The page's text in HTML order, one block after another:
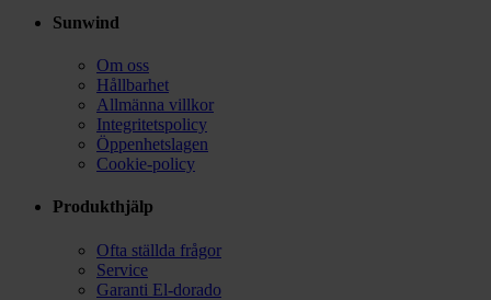
Sunwind
Om oss
Hållbarhet
Allmänna villkor
Integritetspolicy
Öppenhetslagen
Cookie-policy
Produkthjälp
Ofta ställda frågor
Service
Garanti El-dorado